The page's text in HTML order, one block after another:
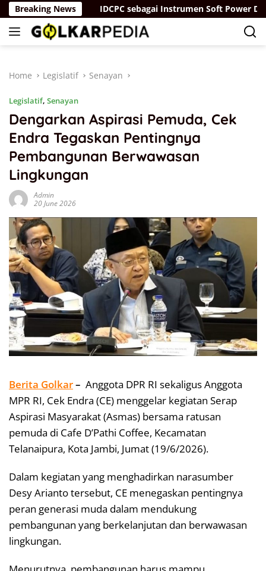
Skip
to
content
Breaking News
“Parah” IDCPC sebagai Instrumen Soft Power
Home Legislatif Senayan
Legislatif, Senayan
Dengarkan Aspirasi Pemuda, Cek
Endra Tegaskan Pentingnya
Pembangunan Berwawasan
Lingkungan
Admin
20 June 2026
Berita Golkar– Anggota DPR RI sekaligus Anggota
MPR RI, Cek Endra (CE) menggelar kegiatan Serap
Aspirasi Masyarakat (Asmas) bersama ratusan
pemuda di Cafe D’Pathi Coffee, Kecamatan
Telanaipura, Kota Jambi, Jumat (19/6/2026).
Dalam kegiatan yang menghadirkan narasumber
Desy Arianto tersebut, CE menegaskan pentingnya
peran generasi muda dalam mendukung
pembangunan yang berkelanjutan dan berwawasan
lingkungan.